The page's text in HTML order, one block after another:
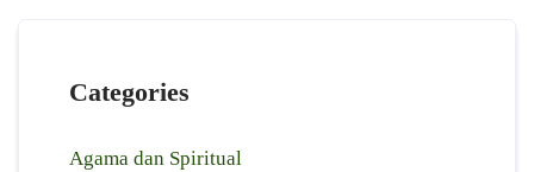
Categories
Agama dan Spiritual